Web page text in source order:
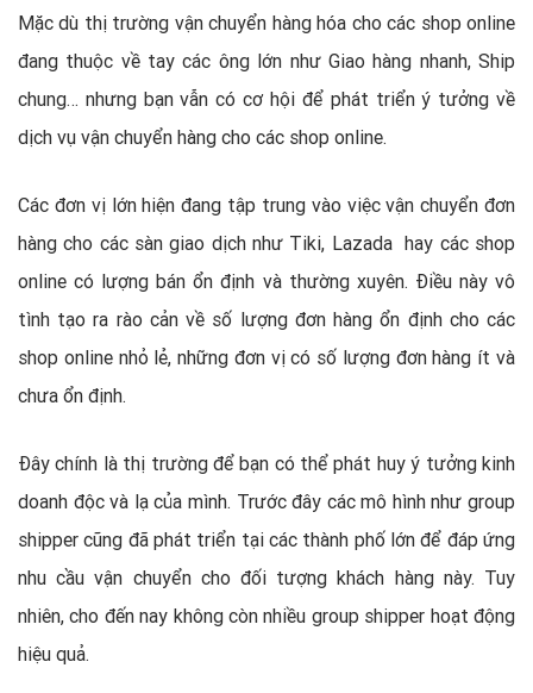
Mặc dù thị trường vận chuyển hàng hóa cho các shop online
đang thuộc về tay các ông lớn như Giao hàng nhanh, Ship
chung… nhưng bạn vẫn có cơ hội để phát triển ý tưởng về
dịch vụ vận chuyển hàng cho các shop online.
Các đơn vị lớn hiện đang tập trung vào việc vận chuyển đơn
hàng cho các sàn giao dịch như Tiki, Lazada hay các shop
online có lượng bán ổn định và thường xuyên. Điều này vô
tình tạo ra rào cản về số lượng đơn hàng ổn định cho các
shop online nhỏ lẻ, những đơn vị có số lượng đơn hàng ít và
chưa ổn định.
Đây chính là thị trường để bạn có thể phát huy ý tưởng kinh
doanh độc và lạ của mình. Trước đây các mô hình như group
shipper cũng đã phát triển tại các thành phố lớn để đáp ứng
nhu cầu vận chuyển cho đối tượng khách hàng này. Tuy
nhiên, cho đến nay không còn nhiều group shipper hoạt động
hiệu quả.